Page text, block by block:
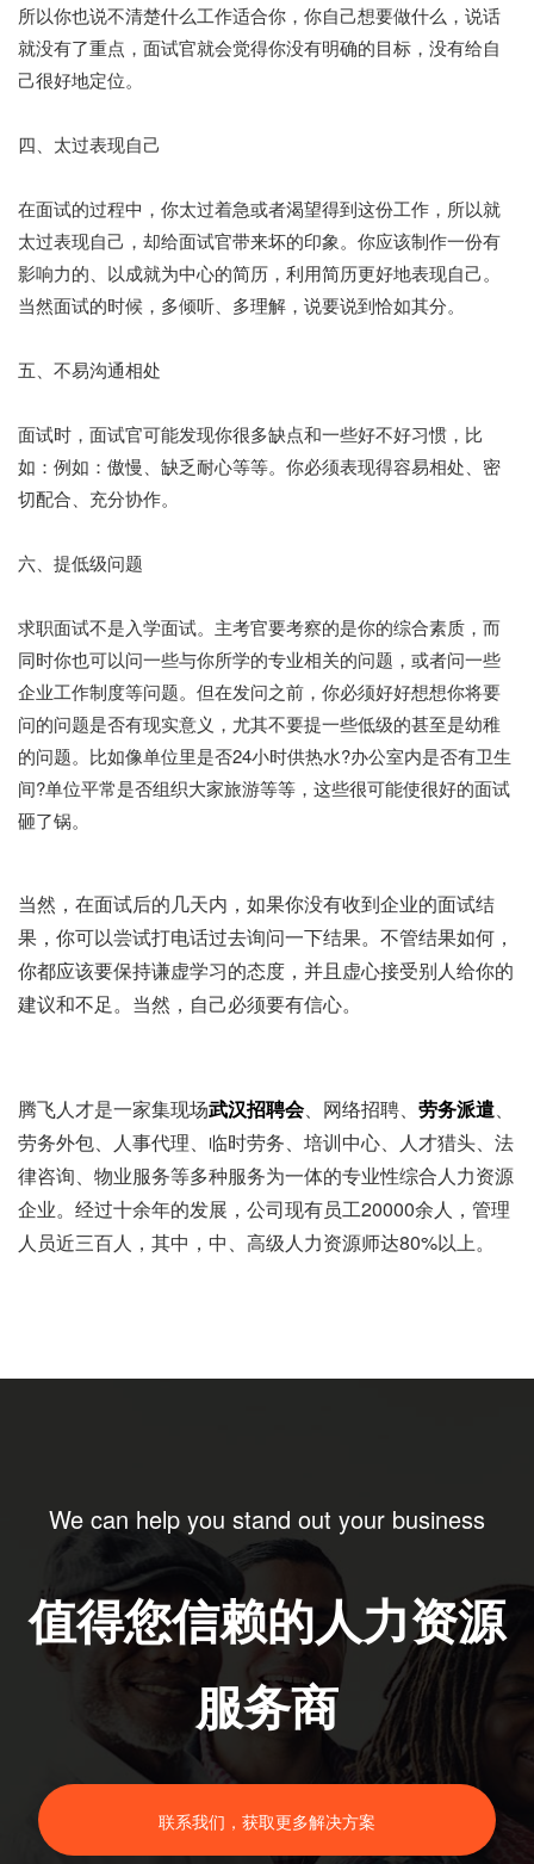
所以你也说不清楚什么工作适合你，你自己想要做什么，说话
就没有了重点，面试官就会觉得你没有明确的目标，没有给自
己很好地定位。
四、太过表现自己
在面试的过程中，你太过着急或者渴望得到这份工作，所以就
太过表现自己，却给面试官带来坏的印象。你应该制作一份有
影响力的、以成就为中心的简历，利用简历更好地表现自己。
当然面试的时候，多倾听、多理解，说要说到恰如其分。
五、不易沟通相处
面试时，面试官可能发现你很多缺点和一些好不好习惯，比
如：例如：傲慢、缺乏耐心等等。你必须表现得容易相处、密
切配合、充分协作。
六、提低级问题
求职面试不是入学面试。主考官要考察的是你的综合素质，而
同时你也可以问一些与你所学的专业相关的问题，或者问一些
企业工作制度等问题。但在发问之前，你必须好好想想你将要
问的问题是否有现实意义，尤其不要提一些低级的甚至是幼稚
的问题。比如像单位里是否24小时供热水?办公室内是否有卫生
间?单位平常是否组织大家旅游等等，这些很可能使很好的面试
砸了锅。
当然，在面试后的几天内，如果你没有收到企业的面试结
果，你可以尝试打电话过去询问一下结果。不管结果如何，
你都应该要保持谦虚学习的态度，并且虚心接受别人给你的
建议和不足。当然，自己必须要有信心。
腾飞人才是一家集现场武汉招聘会、网络招聘、 劳务派遣、
劳务外包、人事代理、临时劳务、培训中心、人才猎头、法
律咨询、物业服务等多种服务为一体的专业性综合人力资源
企业。经过十余年的发展，公司现有员工20000余人，管理
人员近三百人，其中，中、高级人力资源师达80%以上。
We can help you stand out your business
值得您信赖的人力资源
服务商
联系我们，获取更多解决方案